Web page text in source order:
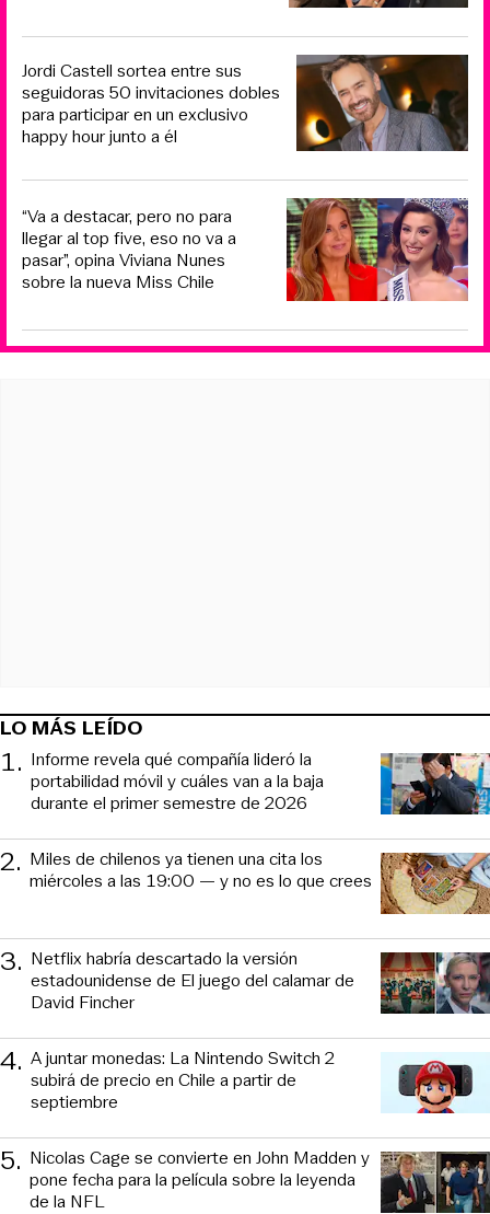
Jordi Castell sortea entre sus
seguidoras 50 invitaciones dobles
para participar en un exclusivo
happy hour junto a él
“Va a destacar, pero no para
llegar al top five, eso no va a
pasar”, opina Viviana Nunes
sobre la nueva Miss Chile
LO MÁS LEÍDO
1. Informe revela qué compañía lideró la
portabilidad móvil y cuáles van a la baja
durante el primer semestre de 2026
2. Miles de chilenos ya tienen una cita los
miércoles a las 19:00 — y no es lo que crees
3. Netflix habría descartado la versión
estadounidense de El juego del calamar de
David Fincher
4. A juntar monedas: La Nintendo Switch 2
subirá de precio en Chile a partir de
septiembre
5. Nicolas Cage se convierte en John Madden y
pone fecha para la película sobre la leyenda
de la NFL